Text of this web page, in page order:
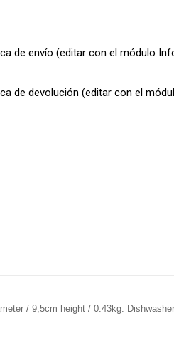
de envío (editar con el módulo
de devolución (editar con el
/ 9,5cm height / 0.43kg.